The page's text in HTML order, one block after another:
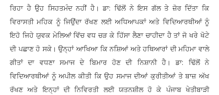
ਰਿਹਾ ਹੈ ਉਹ ਸਿਹਤਮੰਦ ਨਹੀਂ ਹੈ। ਡਾ: ਢਿੱਲੋਂ ਨੇ ਇਸ ਗੱਲ ਤੇ ਜ਼ੋਰ ਦਿੱਤਾ ਕਿ
ਵਿਰਾਸਤੀ ਮਹਿਕ ਨੂੰ ਜਿਉਂਦਾ ਰੱਖਣ ਲਈ ਅਧਿਆਪਕਾਂ ਅਤੇ ਵਿਦਿਆਰਥੀਆਂ ਨੂੰ
ਇਹੋ ਜਿਹੇ ਯੁਵਕ ਮੇਲਿਆਂ ਵਿੱਚ ਵਧ ਚੜ ਕੇ ਹਿੱਸਾ ਲੈਣਾ ਚਾਹੀਦਾ ਹੈ ਤਾਂ ਜੋ ਖਰੇ ਖੋਟੇ
ਦੀ ਪਛਾਣ ਹੋ ਸਕੇ। ਉਨ੍ਹਾਂ ਆਖਿਆ ਕਿ ਨਸ਼ਿਆਂ ਅਤੇ ਹਥਿਆਰਾਂ ਦੀ ਮਹਿਮਾ ਵਾਲੇ
ਗੀਤਾਂ ਦਾ ਵਧਣਾ ਸਮਾਜ ਦੇ ਬਿਮਾਰ ਹੋਣ ਦੀ ਨਿਸ਼ਾਨੀ ਹੈ। ਡਾ: ਢਿੱਲੋਂ ਨੇ
ਵਿਦਿਆਰਥੀਆਂ ਨੂੰ ਅਪੀਲ ਕੀਤੀ ਕਿ ਉਹ ਸਮਾਜ ਦੀਆਂ ਕੁਰੀਤੀਆਂ ਤੇ ਬਾਜ਼ ਅੱਖ
ਰੱਖਣ ਅਤੇ ਇਨ੍ਹਾਂ ਦੀ ਨਿਵਿਰਤੀ ਲਈ ਯਤਨਸ਼ੀਲ ਹੋ ਕੇ ਪੰਜਾਬ ਖੇਤੀਬਾੜੀ